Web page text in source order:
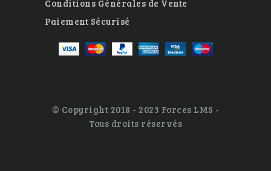
Conditions Générales de Vente
Paiement Sécurisé
© Copyright 2018 - 2023 Forces LMS -
Tous droits réservés